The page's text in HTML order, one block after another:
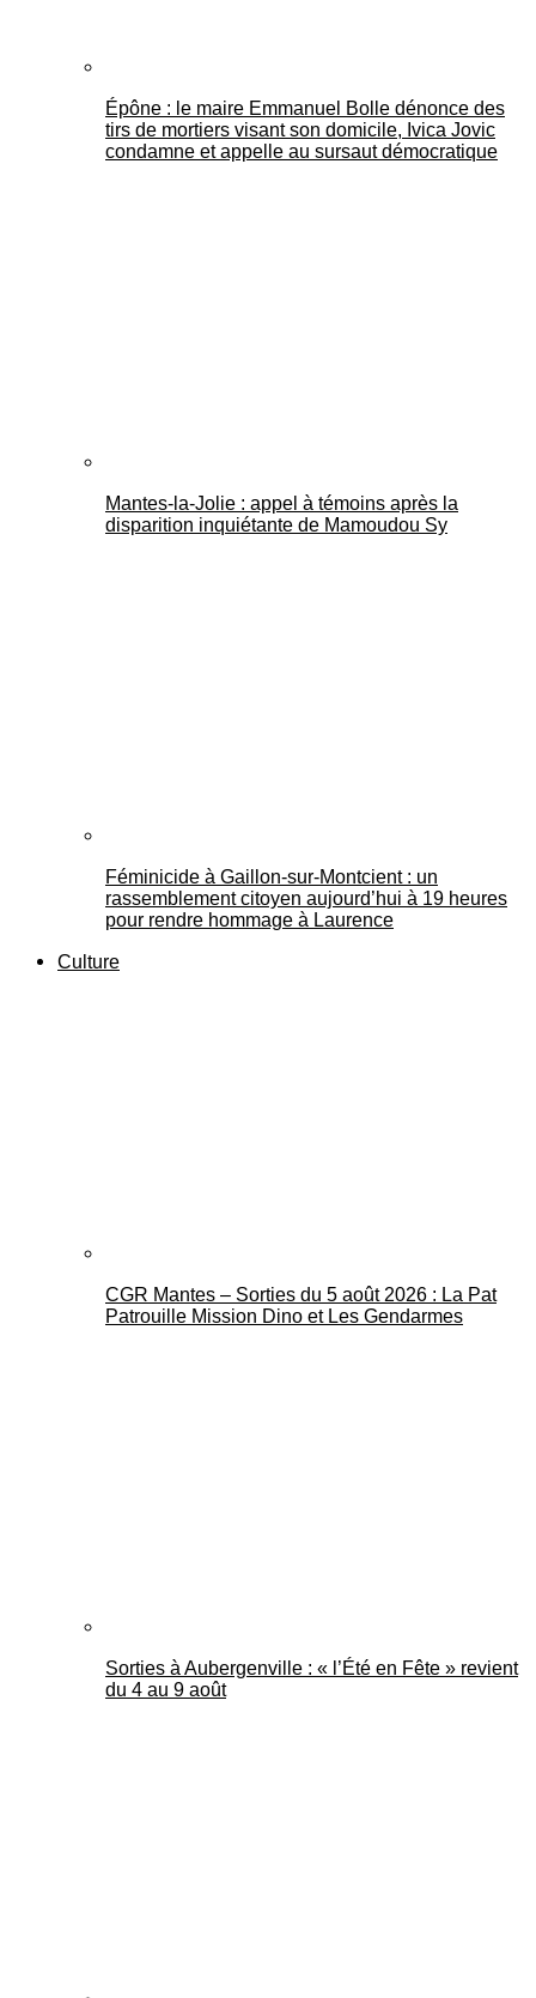
Épône : le maire Emmanuel Bolle dénonce des
tirs de mortiers visant son domicile, Ivica Jovic
condamne et appelle au sursaut démocratique
Mantes-la-Jolie : appel à témoins après la
disparition inquiétante de Mamoudou Sy
Féminicide à Gaillon‑sur‑Montcient : un
rassemblement citoyen aujourd’hui à 19 heures
pour rendre hommage à Laurence
Culture
CGR Mantes – Sorties du 5 août 2026 : La Pat
Patrouille Mission Dino et Les Gendarmes
Sorties à Aubergenville : « l’Été en Fête » revient
du 4 au 9 août